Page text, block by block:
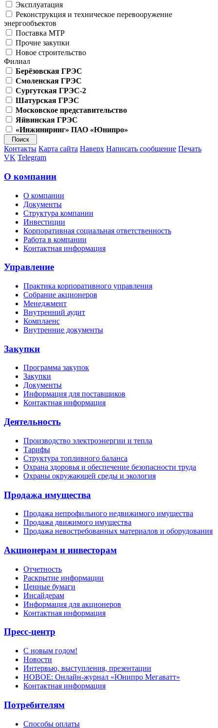
Эксплуатация
Реконструкция и техническое перевооружение
энергообъектов
Поставка МТР
Прочие закупки
Новое строительство
Филиал
Берёзовская ГРЭС
Смоленская ГРЭС
Сургутская ГРЭС-2
Шатурская ГРЭС
Московское представительство
Яйвинская ГРЭС
«Инжиниринг» ПАО «Юнипро»
Контакты Карта сайта Наверх Написать сообщение Печать
VK Telegram
О компании
О компании
Документы
Структура компании
Инвестиции
Корпоративная социальная ответственность
Работа в компании
Контактная информация
Управление
Практика корпоративного управления
Собрание акционеров
Менеджмент
Внутренний аудит
Комплаенс
Внутренние документы
Закупки
Программа закупок
Закупки
Документы
Информация для поставщиков
Контактная информация
Деятельность
Производство электроэнергии и тепла
Тарифы
Структура топливного баланса
Охрана здоровья и обеспечение безопасности труда
Охраны окружающей среды и экология
Продажа имущества
Продажа непрофильного недвижимого имущества
Продажа движимого имущества
Продажа невостребованных материалов и оборудования
Акционерам и инвесторам
Отчетность
Раскрытие информации
Ценные бумаги
Инсайдерам
Информация для акционеров
Контактная информация
Пресс-центр
С новым годом!
Новости
Интервью, выступления, презентации
НОВОЕ: Онлайн-журнал «Юнипро Мегаватт»
Контактная информация
Потребителям
Способы оплаты